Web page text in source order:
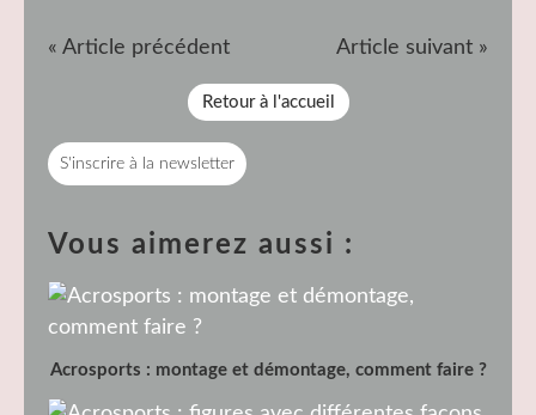
« Article précédent Article suivant »
Retour à l'accueil
S'inscrire à la newsletter
Vous aimerez aussi :
Acrosports : montage et démontage, comment faire ?